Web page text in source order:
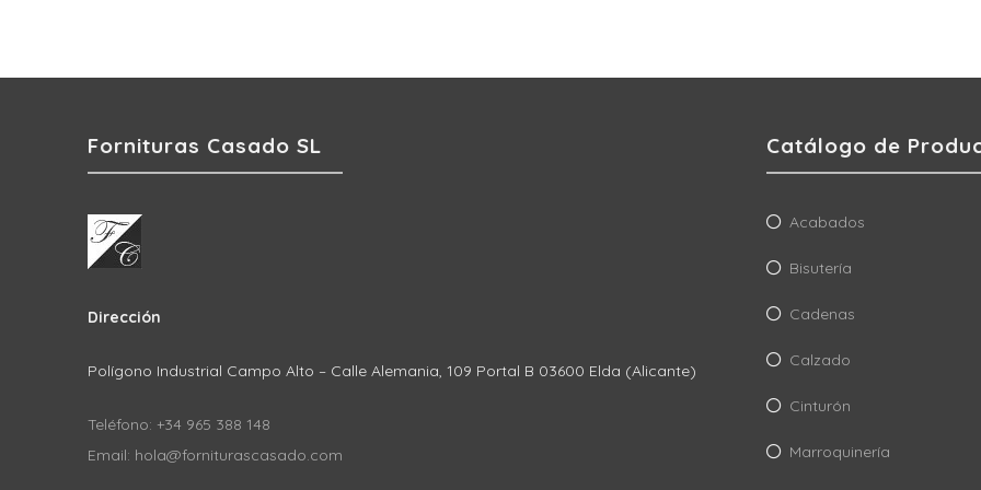
Fornituras Casado SL
Dirección
Polígono Industrial Campo Alto – Calle Alemania, 109 Portal B 03600 Elda (Alicante)
Teléfono: +34 965 388 148
Email: hola@forniturascasado.com
Catálogo de
Acabados
Bisutería
Cadenas
Calzado
Cinturón
Marroquinería